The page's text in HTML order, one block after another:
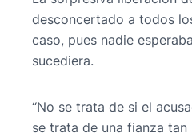
desconcertado a todos
caso, pues nadie
sucediera.
“No se trata de si el
se trata de una fianza